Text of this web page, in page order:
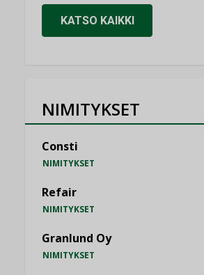
KATSO KAIKKI
NIMITYKSET
Consti
NIMITYKSET
Refair
NIMITYKSET
Granlund Oy
NIMITYKSET